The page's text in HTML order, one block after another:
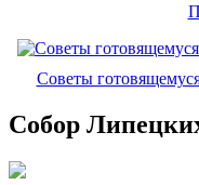
Советы
Собор